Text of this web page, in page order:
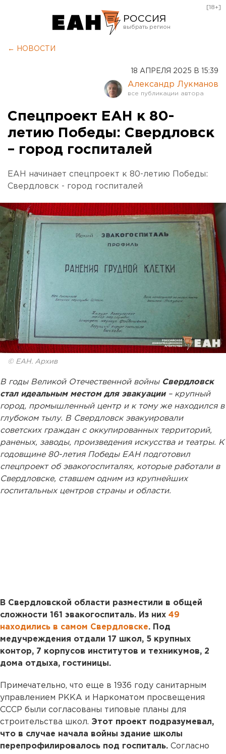
РОССИЯ
Оренбург
[18+]
← НОВОСТИ
18 АПРЕЛЯ 2025 В 15:39
Александр Лукманов
Спецпроект ЕАН к 80-
летию Победы: Свердловск
– город госпиталей
ЕАН начинает спецпроект к 80-летию Победы:
Свердловск - город госпиталей
© ЕАН. Архив
В годы Великой Отечественной войны Свердловск
стал идеальным местом для эвакуации– крупный
город, промышленный центр и к тому же находился в
глубоком тылу. В Свердловск эвакуировали
советских граждан с оккупированных территорий,
раненых, заводы, произведения искусства и театры. К
годовщине 80-летия Победы ЕАН подготовил
спецпроект об эвакогоспиталях, которые работали в
Свердловске, ставшем одним из крупнейших
госпитальных центров страны и области.
В Свердловской области разместили в общей
сложности 161 эвакогоспиталь. Из них 49
находились в самом Свердловске. Под
медучреждения отдали 17 школ, 5 крупных
контор, 7 корпусов институтов и техникумов, 2
дома отдыха, гостиницы.
Примечательно, что еще в 1936 году санитарным
управлением РККА и Наркоматом просвещения
СССР были согласованы типовые планы для
строительства школ. Этот проект подразумевал,
что в случае начала войны здание школы
перепрофилировалось под госпиталь. Согласно